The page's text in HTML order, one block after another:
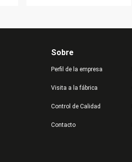
Tableros de publicidad
Sobre
Perfil de la empresa
Visita a la fábrica
Control de Calidad
Contacto